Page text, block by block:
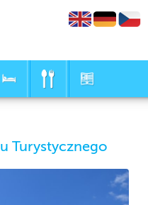
Turystycznego